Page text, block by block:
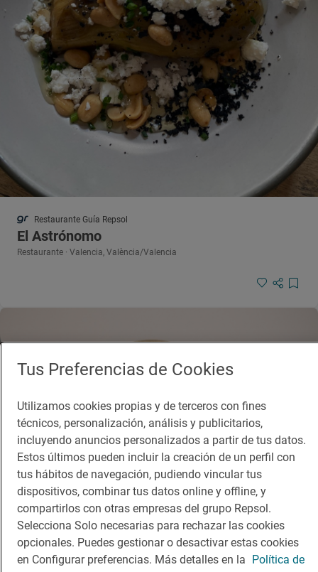
Restaurante Guía Repsol
El Astrónomo
Restaurante · Valencia, València/Valencia
Restaurante Guía Repsol
Félix Chaqués
Tus Preferencias de Cookies
Utilizamos cookies propias y de terceros con fines
técnicos, personalización, análisis y publicitarios,
incluyendo anuncios personalizados a partir de tus datos.
Estos últimos pueden incluir la creación de un perfil con
tus hábitos de navegación, pudiendo vincular tus
dispositivos, combinar tus datos online y offline, y
compartirlos con otras empresas del grupo Repsol.
Selecciona Solo necesarias para rechazar las cookies
opcionales. Puedes gestionar o desactivar estas cookies
en Configurar preferencias. Más detalles en la Política de